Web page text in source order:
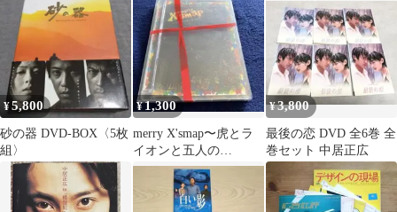
号
苗 長嶋茂雄
¥5,800
砂の器 DVD-BOX〈5枚
組〉
¥1,300
merry X'smap〜虎とラ
イオンと五人の
男〜」 DVD SMAP
¥3,800
最後の恋 DVD 全6巻 全
巻セット 中居正広